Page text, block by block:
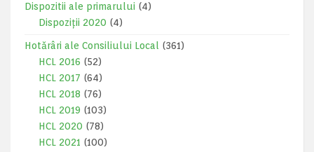
Dispozitii ale primarului (4)
Dispoziții 2020 (4)
Hotărâri ale Consiliului Local
(361)
HCL 2016 (52)
HCL 2017 (64)
HCL 2018 (76)
HCL 2019 (103)
HCL 2020 (78)
HCL 2021 (100)